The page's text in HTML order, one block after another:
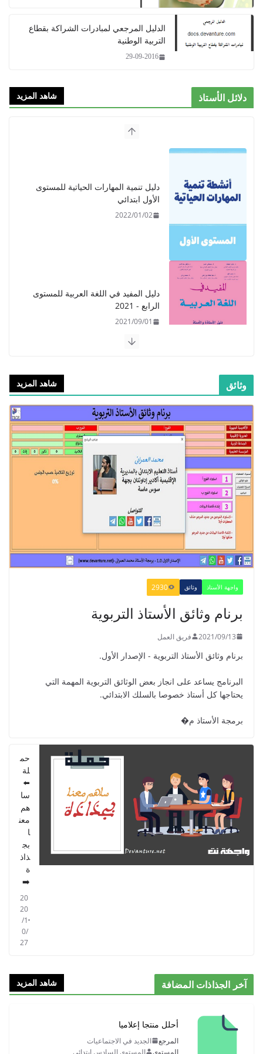
الدليل المرجعي لمبادرات الشراكة بقطاع
التربية الوطنية
29-09-2016
الأستاذ شاهد المزيد
دليل تنمية المهارات الحياتية للمستوى
الأول ابتدائي
2022/01/02
​دليل المفيد في اللغة العربية للمستوى
الرابع - 2021
2021/09/01
-2021
2021/09/01
الدليل البيداغوجي لتنمية المهارات
الحياتية
2022/01/02
GUIDE DU PROFESSEUR -
PARCOURS - 6ème ANNEE 2021
2021/09/01
للمستوى الخامس 2021
شاهد المزيد
وثائق 2930
وثائق الأستاذ التربوية
2021/09/ فريق العمل
وثائق الأستاذ التربوية - الإصدار الأول.
يساعد على انجاز بعض الوثائق التربوية المهمة التي
كل أستاذ خصوصا بالسلك الابتدائي.
الأستاذ م�
حم
ذاذ
ة
المضافة شاهد المزيد
أحلل منتجا إعلاميا
الجديد في الاجتماعيات
المستوى السادس ابتدائي